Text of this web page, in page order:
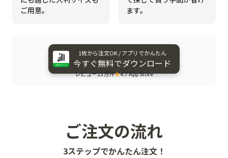
ご用意。
ます。
1枚から​注文OK / アプリで​かんたん
今すぐ​無料で​ダウンロード
レビュー13万件★4.7 App Store
ご注文の流れ
3ステップでかんたん注文！